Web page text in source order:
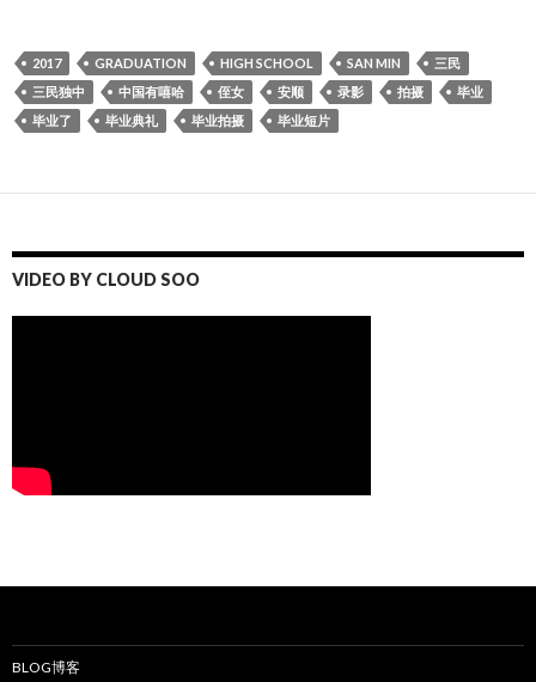
2017 GRADUATION HIGH SCHOOL SAN MIN
三民
三民独中
中国有嘻哈 侄女 安顺 录影 拍摄
毕业
毕业了
毕业典礼 毕业拍摄 毕业短片
VIDEO BY CLOUD SOO
BLOG博客